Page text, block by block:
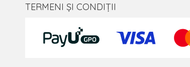
TERMENI ȘI CONDIȚII